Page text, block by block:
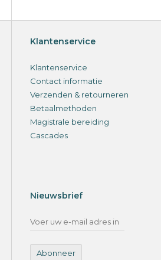
Klantenservice
Klantenservice
Contact informatie
Verzenden & retourneren
Betaalmethoden
Magistrale bereiding
Cascades
Nieuwsbrief
Abonneer